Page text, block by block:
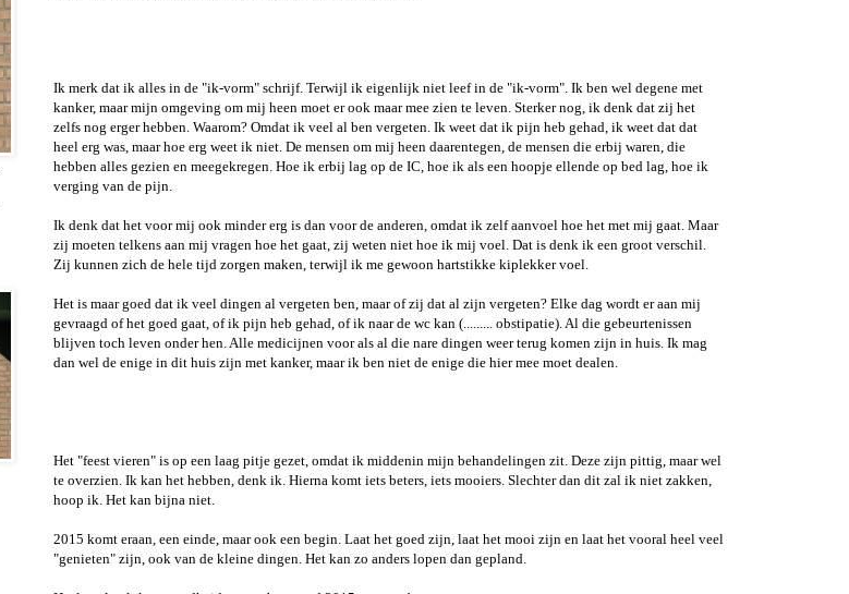
Ik merk dat ik alles in de "ik-vorm" schrijf. Terwijl ik eigenlijk niet leef in de "ik-vorm". Ik ben wel degene met
kanker, maar mijn omgeving om mij heen moet er ook maar mee zien te leven. Sterker nog, ik denk dat zij het
zelfs nog erger hebben. Waarom? Omdat ik veel al ben vergeten. Ik weet dat ik pijn heb gehad, ik weet dat dat
heel erg was, maar hoe erg weet ik niet. De mensen om mij heen daarentegen, de mensen die erbij waren, die
hebben alles gezien en meegekregen. Hoe ik erbij lag op de IC, hoe ik als een hoopje ellende op bed lag, hoe ik
verging van de pijn.
Ik denk dat het voor mij ook minder erg is dan voor de anderen, omdat ik zelf aanvoel hoe het met mij gaat. Maar
zij moeten telkens aan mij vragen hoe het gaat, zij weten niet hoe ik mij voel. Dat is denk ik een groot verschil.
Zij kunnen zich de hele tijd zorgen maken, terwijl ik me gewoon hartstikke kiplekker voel.
Het is maar goed dat ik veel dingen al vergeten ben, maar of zij dat al zijn vergeten? Elke dag wordt er aan mij
gevraagd of het goed gaat, of ik pijn heb gehad, of ik naar de wc kan (......... obstipatie). Al die gebeurtenissen
blijven toch leven onder hen. Alle medicijnen voor als al die nare dingen weer terug komen zijn in huis. Ik mag
dan wel de enige in dit huis zijn met kanker, maar ik ben niet de enige die hier mee moet dealen.
Het "feest vieren" is op een laag pitje gezet, omdat ik middenin mijn behandelingen zit. Deze zijn pittig, maar wel
te overzien. Ik kan het hebben, denk ik. Hierna komt iets beters, iets mooiers. Slechter dan dit zal ik niet zakken,
hoop ik. Het kan bijna niet.
2015 komt eraan, een einde, maar ook een begin. Laat het goed zijn, laat het mooi zijn en laat het vooral heel veel
"genieten" zijn, ook van de kleine dingen. Het kan zo anders lopen dan gepland.